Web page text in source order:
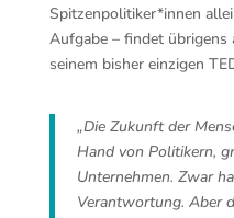
Spitzenpolitiker*innen
Aufgabe – findet übrigens
seinem bisher einzigen
„Die Zukunft der
Hand von Politikern,
Unternehmen. Zwar
Verantwortung. Aber